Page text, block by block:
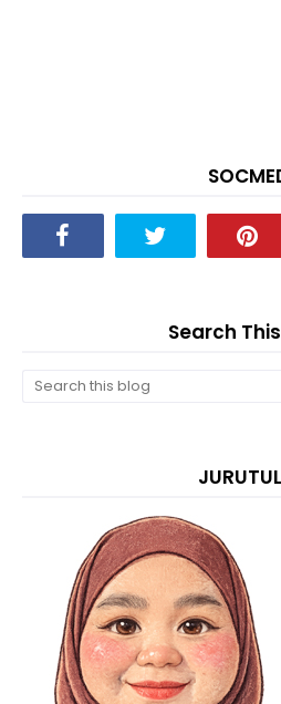
Search